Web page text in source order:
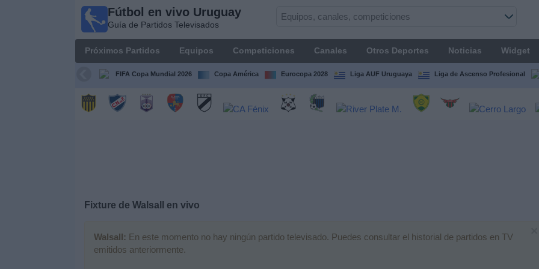
Fútbol en vivo Uruguay
Guía de Partidos Televisados
Próximos Partidos Equipos Competiciones Canales Otros Deportes Noticias Widget
FIFA Copa Mundial 2026 Copa América Eurocopa 2028 Liga AUF Uruguaya Liga de Ascenso Profesional
Fixture de Walsall en vivo
Walsall: En este momento no hay ningún partido televisado. Puedes consultar el historial de partidos en TV
emitidos anteriormente.
Uruguay